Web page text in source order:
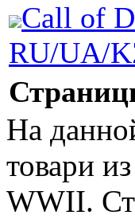
Call of
RU/UA/
На
товари
WWII.